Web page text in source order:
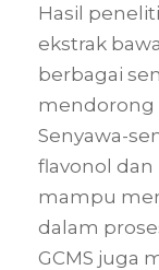
Hasil
ekstrak
berbagai
mendorong
Senyawa-
flavonol dan
mampu
dalam
GCMS juga